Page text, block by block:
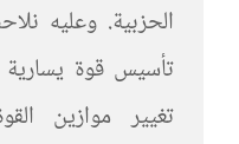
الحزبية. وعليه
تأسيس قوة
تغيير موازين